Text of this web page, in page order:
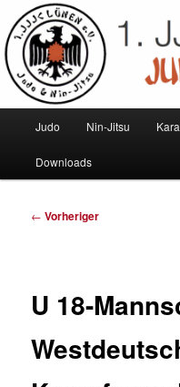
primären
Inhalt
springen1. JJJC Lünen
Judo und Ninjitsu
Judo Nin-Jitsu
Downloads
Beitragsnavigation
← Vorheriger
U 18-